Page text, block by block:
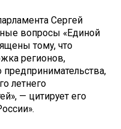
Сергей
вопросы «Единой
тому, что
регионов,
летнего
— цитирует его